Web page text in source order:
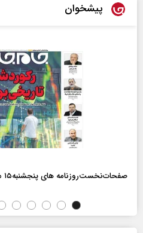
پیشخوان
صفحات‌نخست‌روزنامه ها‌ی پنجشنبه‌۱۵ مردادماه